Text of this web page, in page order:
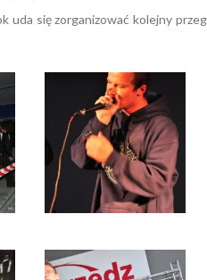
uda się zorganizować kolejny